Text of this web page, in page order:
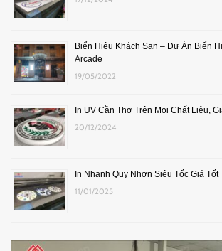
Biển Hiệu Khách Sạn – Dự Án Biển
Arcade
19/05/2022
In UV Cần Thơ Trên Mọi Chất Liệu,
20/12/2024
In Nhanh Quy Nhơn Siêu Tốc Giá Tốt
11/01/2025